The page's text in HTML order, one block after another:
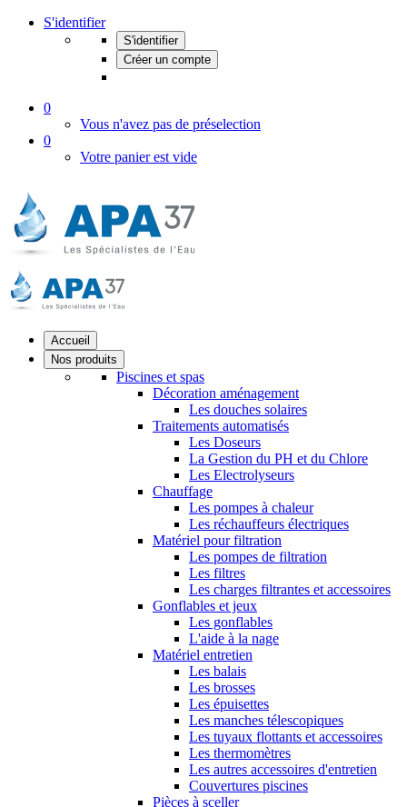
S'identifier
S'identifier
Créer un compte
0
Vous n'avez pas de préselection
0
Votre panier est vide
Accueil
Nos produits
Piscines et spas
Décoration aménagement
Les douches solaires
Traitements automatisés
Les Doseurs
La Gestion du PH et du Chlore
Les Electrolyseurs
Chauffage
Les pompes à chaleur
Les réchauffeurs électriques
Matériel pour filtration
Les pompes de filtration
Les filtres
Les charges filtrantes et accessoires
Gonflables et jeux
Les gonflables
L'aide à la nage
Matériel entretien
Les balais
Les brosses
Les épuisettes
Les manches télescopiques
Les tuyaux flottants et accessoires
Les thermomètres
Les autres accessoires d'entretien
Couvertures piscines
Pièces à sceller